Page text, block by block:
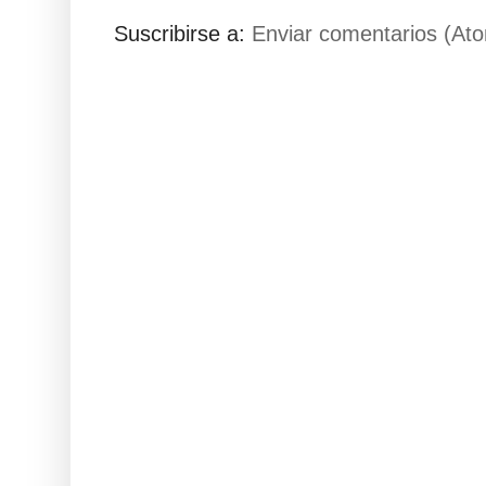
Suscribirse a: Enviar comentarios